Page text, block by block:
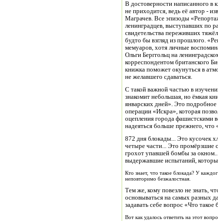
В достоверности написанного в
не приходится, ведь её автор -
Маграчев. Все эпизоды
ленинградцев, выступавших по
свидетельства переживших
будто бы взгляд из прошлого.
мемуаров, хотя личные
Ольги Берггольц на
корреспондентом британского
книжка поможет окунуться в
не желавшего сдаваться.
С такой важной частью в
знакомит небольшая, но ёмкая
январских дней». Это
операции «Искра», которая
оцепления города фашистскими
надеяться больше прежнего, что
872 дня блокады... Это кусочек
четыре части... Это промёрзшие
грохот упавшей бомбы за
выдержавшие испытаний,
Кто знает, что такое блокада? У
неповторимо безжалостная.
Тем же, кому повезло не знать,
основываться на самых разных
задавать себе вопрос «Что такое
Вот как удалось ответить на этот